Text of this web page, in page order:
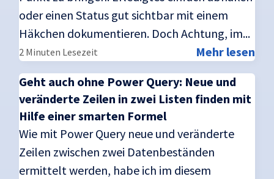
oder einen Status gut sichtbar mit einem
Häkchen dokumentieren. Doch Achtung, im...
2 Minuten Lesezeit
Mehr lesen
Geht auch ohne Power Query: Neue und
veränderte Zeilen in zwei Listen finden mit
Hilfe einer smarten Formel
Wie mit Power Query neue und veränderte
Zeilen zwischen zwei Datenbeständen
ermittelt werden, habe ich im diesem